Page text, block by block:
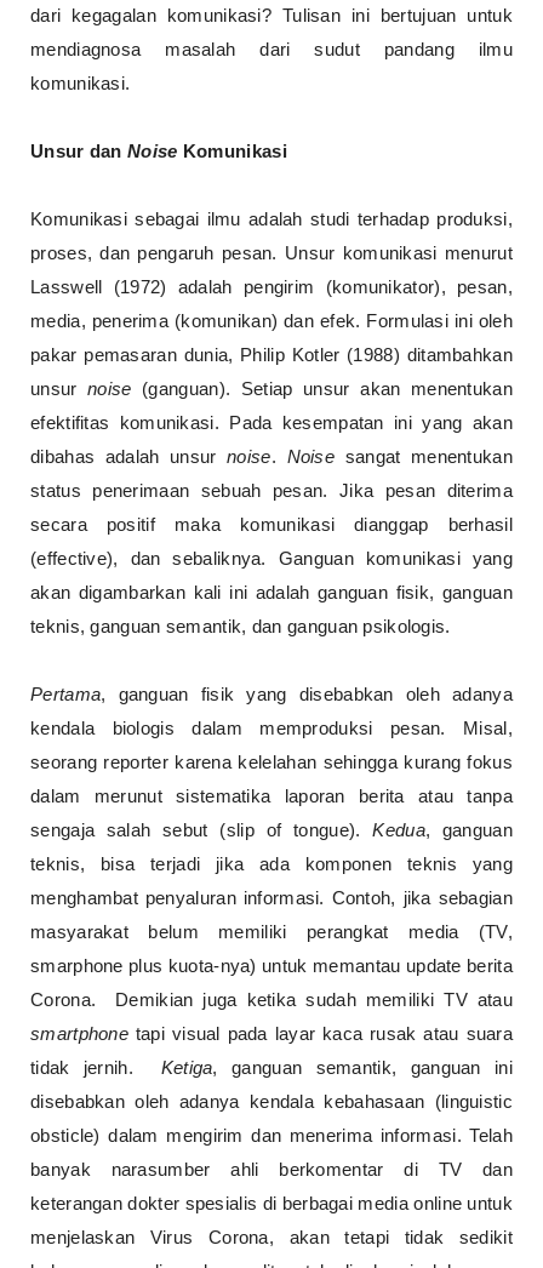
dari kegagalan komunikasi? Tulisan ini bertujuan untuk
mendiagnosa masalah dari sudut pandang ilmu
komunikasi.
Unsur dan Noise Komunikasi
Komunikasi sebagai ilmu adalah studi terhadap produksi,
proses, dan pengaruh pesan. Unsur komunikasi menurut
Lasswell (1972) adalah pengirim (komunikator), pesan,
media, penerima (komunikan) dan efek. Formulasi ini oleh
pakar pemasaran dunia, Philip Kotler (1988) ditambahkan
unsurnoise (ganguan). Setiap unsur akan menentukan
efektifitas komunikasi. Pada kesempatan ini yang akan
dibahas adalah unsurnoise. Noise sangat menentukan
status penerimaan sebuah pesan. Jika pesan diterima
secara positif maka komunikasi dianggap berhasil
(effective), dan sebaliknya. Ganguan komunikasi yang
akan digambarkan kali ini adalah ganguan fisik, ganguan
teknis, ganguan semantik, dan ganguan psikologis.
Pertama, ganguan fisik yang disebabkan oleh adanya
kendala biologis dalam memproduksi pesan. Misal,
seorang reporter karena kelelahan sehingga kurang fokus
dalam merunut sistematika laporan berita atau tanpa
sengaja salah sebut (slip of tongue).Kedua, ganguan
teknis, bisa terjadi jika ada komponen teknis yang
menghambat penyaluran informasi. Contoh, jika sebagian
masyarakat belum memiliki perangkat media (TV,
smarphone plus kuota-nya) untuk memantau update berita
Corona. Demikian juga ketika sudah memiliki TV atau
smartphone tapi visual pada layar kaca rusak atau suara
tidak jernih. Ketiga, ganguan semantik, ganguan ini
disebabkan oleh adanya kendala kebahasaan (linguistic
obsticle) dalam mengirim dan menerima informasi. Telah
banyak narasumber ahli berkomentar di TV dan
keterangan dokter spesialis di berbagai media online untuk
menjelaskan Virus Corona, akan tetapi tidak sedikit